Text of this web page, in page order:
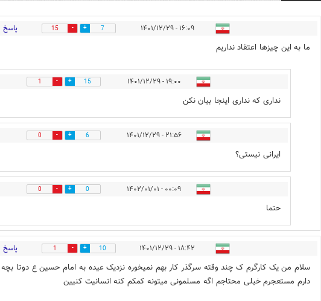
۱۶:۰۹ - ۱۴۰۱/۱۲/۲۹ 7
15 پاسخ
ما به این چیزها اعتقاد نداریم
۱۹:۰۰ - ۱۴۰۱/۱۲/۲۹ 15
1
نداری که نداری اینجا بیان نکن
۲۱:۵۶ - ۱۴۰۱/۱۲/۲۹ 6
0
ایرانی نیستی؟
۰۰:۰۹ - ۱۴۰۲/۰۱/۰۱ 0
0
حتما
۱۸:۴۲ - ۱۴۰۱/۱۲/۲۹ 10
1 پاسخ
سلام من یک کارگرم ک چند وقته سرگذر کار بهم نمیخوره نزدیک عیده به امام حسین ع دوتا بچه
دارم مستعجرم خیلی محتاجم اگه مسلمونی میتونه کمکم کنه انسانیت کنیین